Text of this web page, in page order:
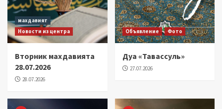
махдавият
Новости из центра
Вторник махдавията
28.07.2026
28.07.2026
Объявление Фото
Дуа «Тавассуль»
27.07.2026